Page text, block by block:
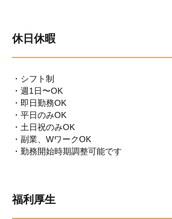
休日休暇
・シフト制
・週1日〜OK
・即日勤務OK
・平日のみOK
・土日祝のみOK
・副業、WワークOK
・勤務開始時期調整可能です
福利厚生